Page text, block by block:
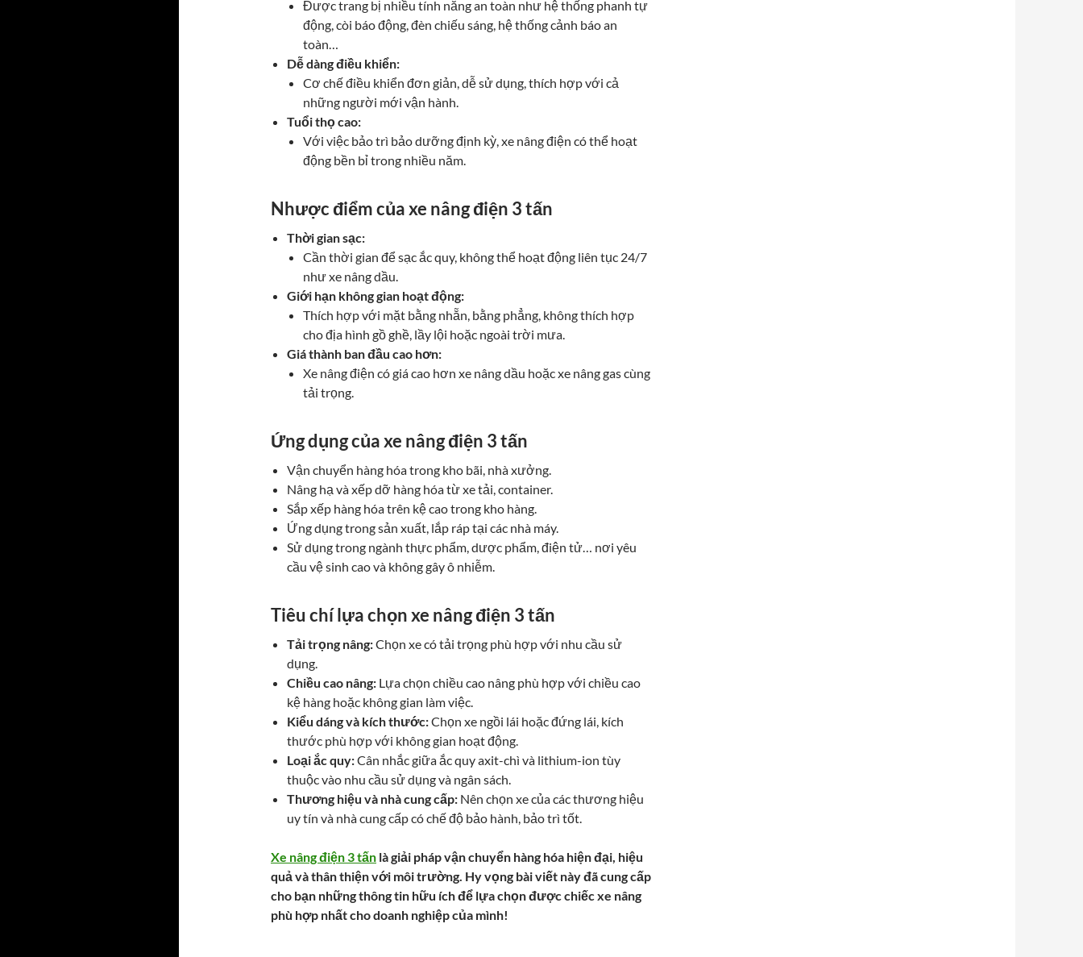
Được trang bị nhiều tính năng an toàn như hệ thống phanh tự
động, còi báo động, đèn chiếu sáng, hệ thống cảnh báo an
toàn…
Dễ dàng điều khiển:
Cơ chế điều khiển đơn giản, dễ sử dụng, thích hợp với cả
những người mới vận hành.
Tuổi thọ cao:
Với việc bảo trì bảo dưỡng định kỳ, xe nâng điện có thể hoạt
động bền bỉ trong nhiều năm.
Nhược điểm của xe nâng điện 3 tấn
Thời gian sạc:
Cần thời gian để sạc ắc quy, không thể hoạt động liên tục 24/7
như xe nâng dầu.
Giới hạn không gian hoạt động:
Thích hợp với mặt bằng nhẵn, bằng phẳng, không thích hợp
cho địa hình gồ ghề, lầy lội hoặc ngoài trời mưa.
Giá thành ban đầu cao hơn:
Xe nâng điện có giá cao hơn xe nâng dầu hoặc xe nâng gas cùng
tải trọng.
Ứng dụng của xe nâng điện 3 tấn
Vận chuyển hàng hóa trong kho bãi, nhà xưởng.
Nâng hạ và xếp dỡ hàng hóa từ xe tải, container.
Sắp xếp hàng hóa trên kệ cao trong kho hàng.
Ứng dụng trong sản xuất, lắp ráp tại các nhà máy.
Sử dụng trong ngành thực phẩm, dược phẩm, điện tử… nơi yêu
cầu vệ sinh cao và không gây ô nhiễm.
Tiêu chí lựa chọn xe nâng điện 3 tấn
Tải trọng nâng:Chọn xe có tải trọng phù hợp với nhu cầu sử
dụng.
Chiều cao nâng: Lựa chọn chiều cao nâng phù hợp với chiều cao
kệ hàng hoặc không gian làm việc.
Kiểu dáng và kích thước:Chọn xe ngồi lái hoặc đứng lái, kích
thước phù hợp với không gian hoạt động.
Loại ắc quy:Cân nhắc giữa ắc quy axit-chì và lithium-ion tùy
thuộc vào nhu cầu sử dụng và ngân sách.
Thương hiệu và nhà cung cấp: Nên chọn xe của các thương hiệu
uy tín và nhà cung cấp có chế độ bảo hành, bảo trì tốt.
Xe nâng điện 3 tấn là giải pháp vận chuyển hàng hóa hiện đại, hiệu
quả và thân thiện với môi trường. Hy vọng bài viết này đã cung cấp
cho bạn những thông tin hữu ích để lựa chọn được chiếc xe nâng
phù hợp nhất cho doanh nghiệp của mình!